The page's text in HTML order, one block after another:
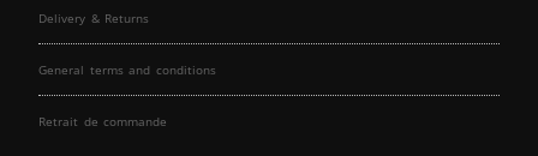
Delivery & Returns
General terms and conditions
Retrait de commande